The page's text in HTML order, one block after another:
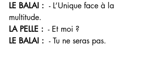
LE BALAI : - L’Unique face à la
multitude.
LA PELLE :
  - Et moi ?
LE BALAI : - Tu ne seras pas.